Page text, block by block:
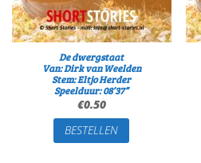
De dwergstaat
Van: Dirk van Weelden
Stem: Eltjo Herder
Speelduur: 08’37”
€0.50
BESTELLEN